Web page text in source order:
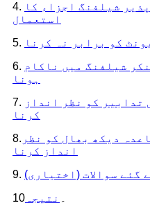
4. پذیر شیلفنگ اجزاء کا
استعمال
5.
6. اینکر شیلفنگ میں ناکام
ہونا
7. تدابیر کو نظر انداز
کرنا
8. دیکھ بھال کو نظر
انداز کرنا
9. گئے سوالات (اختیاری)
10۔ نتیجہ